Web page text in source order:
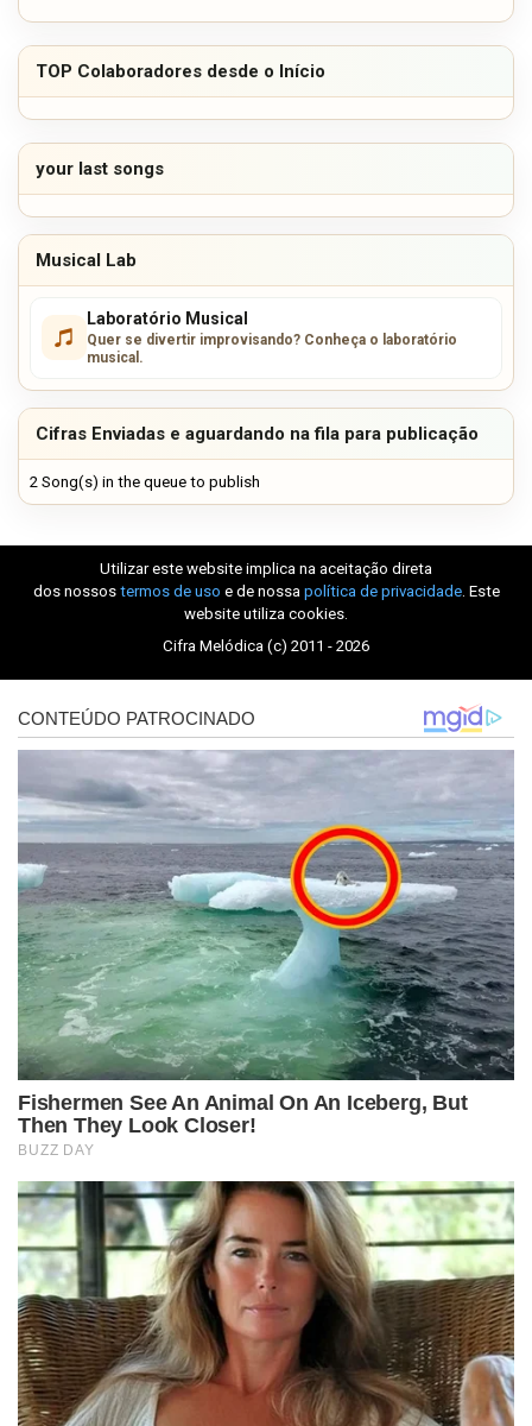
TOP Colaboradores desde o Início
your last songs
Musical Lab
Laboratório Musical
Quer se divertir improvisando? Conheça o laboratório
musical.
Cifras Enviadas e aguardando na fila para publicação
2 Song(s) in the queue to publish
Utilizar este website implica na aceitação direta
dos nossos termos de uso e de nossa política de privacidade. Este
website utiliza cookies.
Cifra Melódica (c) 2011 - 2026